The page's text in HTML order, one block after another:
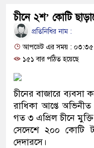
চীনে ২শ’ কোটি
প্রতিনিধির নাম :
আপডেট এর সময় : ০৩:৩৫
১৫১ বার পঠিত হয়েছে
চীনের বাজারে ব্যবসা
রাধিকা আপ্তে অভিনীত
গত ৩ এপ্রিল চীনে
সেদেশে ২০০ কোটি
দেদারসে।